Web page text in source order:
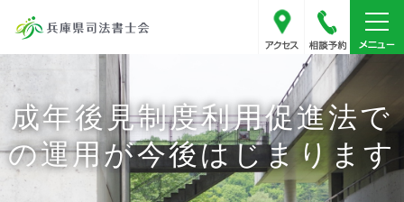
アクセス 078-
成年後見制度利用促進法で
の運用が今後はじまります